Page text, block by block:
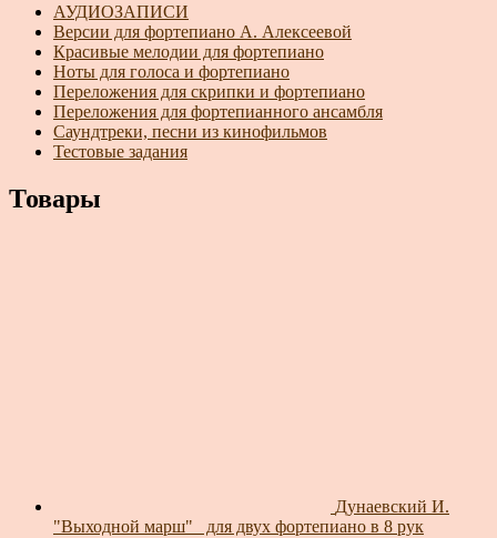
АУДИОЗАПИСИ
Версии для фортепиано А. Алексеевой
Красивые мелодии для фортепиано
Ноты для голоса и фортепиано
Переложения для скрипки и фортепиано
Переложения для фортепианного ансамбля
Саундтреки, песни из кинофильмов
Тестовые задания
Товары
Дунаевский И.
"Выходной марш"_ для двух фортепиано в 8 рук